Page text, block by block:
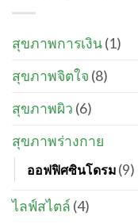
สุขภาพการเงิน(1)
สุขภาพจิตใจ (8)
สุขภาพผิว (6)
สุขภาพร่างกาย
ออฟฟิศซินโดรม (9)
ไลฟ์สไตล์ (4)